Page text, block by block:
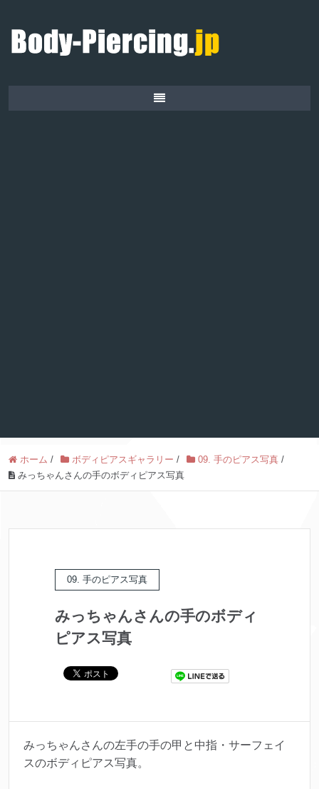
ホーム / ボディピアスギャラリー / 09. 手のピアス写真 /
みっちゃんさんの手のボディピアス写真
09. 手のピアス写真
みっちゃんさんの手のボディ
ピアス写真
みっちゃんさんの左手の手の甲と中指・サーフェイ
スのボディピアス写真。